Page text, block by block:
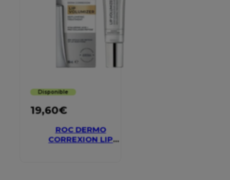
Disponible
19,60€
ROC DERMO
CORREXION LIP